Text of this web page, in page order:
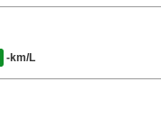
-km/L